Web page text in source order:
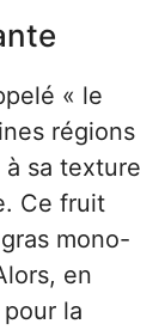
« le
régions
à sa texture
Ce fruit
mono-
en
la